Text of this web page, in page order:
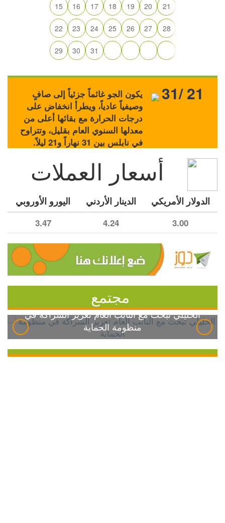
15 16 17 18 19 20 21
22 23 24 25 26 27 28
29 30 31
يكون الجو غائماً جزئياً إلى صافٍ
وصيفياً عادياً، ويطرأ انخفاض على
درجات الحرارة مع بقائها أعلى من
معدلها السنوي العام بقليل، وتتراوح
في نابلس بين 31 نهاراً و21 ليلاً.
31/ 21
أسعار العملات
الدولار الأمريكي الدينار الأردني اليورو الأوروبي
3.00
4.24
3.47
مجتمع
الخليلي تبحث مع النائب العام تعزيز الشراكة في
منظومة الحماية